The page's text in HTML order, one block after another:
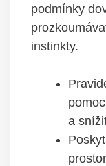
podmínky
instinkty.
a